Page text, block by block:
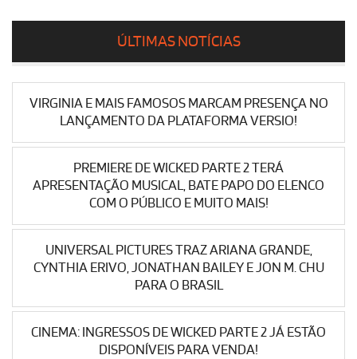
ÚLTIMAS NOTÍCIAS
VIRGINIA E MAIS FAMOSOS MARCAM PRESENÇA NO
LANÇAMENTO DA PLATAFORMA VERSIO!
PREMIERE DE WICKED PARTE 2 TERÁ
APRESENTAÇÃO MUSICAL, BATE PAPO DO ELENCO
COM O PÚBLICO E MUITO MAIS!
UNIVERSAL PICTURES TRAZ ARIANA GRANDE,
CYNTHIA ERIVO, JONATHAN BAILEY E JON M. CHU
PARA O BRASIL
CINEMA: INGRESSOS DE WICKED PARTE 2 JÁ ESTÃO
DISPONÍVEIS PARA VENDA!